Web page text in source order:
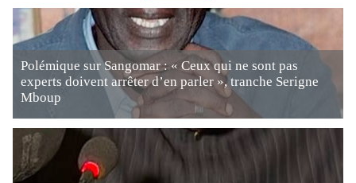
Polémique sur Sangomar : « Ceux qui ne sont pas
experts doivent arrêter d’en parler », tranche Serigne
Mboup